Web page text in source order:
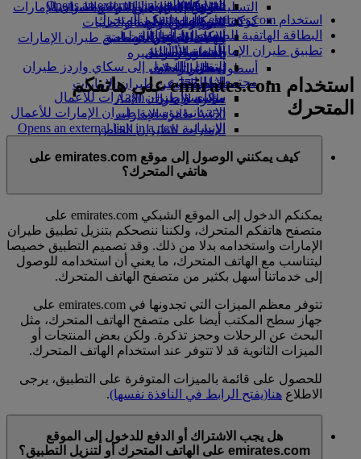
الشركاء الجويون
تناول الطعام في الدرجة السياحية
الممتازة
وجبات الدرجة السياحية
المشروبات
أسطول طائراتنا
بوينج 777
طائرة الإمارات A380
A350 طائرة الإمارات
الإمارات للطيران الخاص
السوق الحرة
متجرنا الرسمي
التسلية للأطفال
الترفيه عن الأطفال
ألعاب الأطفال
أنشطة للأطفال
in a new tab
كوكبنا
الاستدامة في العمليات
السياسة البيئية
التقارير البيئية
مجتمعاتنا المحلية
مؤسسة طيران الإمارات للأعمال
الإنسانيةمؤسسة طيران الإمارات للأعمال
الإنسانية Opens an external link in a new
الرعاية
Opens an external link in a new tab
شركاؤنا
سكاي واردز رايل
حاسبة الأميال
تسجيل الدخول إلى سكاي واردز طيران
الإمارات
سكاي واردز+
السفر لأصحاب الهمم مع طيران الإمارات
المساعدة الخاصة والطلبات
تجربتكم على متن الطائرة
الأدوات والموارد
الهاتف المتحرك وتطبيق طيران الإمارات
إلغاء حجز أو تغييره
تعطل الرحلات
معلومات عن طيران الإمارات
استخدام emirates.com على هاتفكم المتحرك
البطاقة الهاتفية للصعود إلى الطائرة
تطبيق طيران الإمارات
استخدام emirates.com على هاتفكم
المتحرك
كيف يمكنني الوصول إلى موقع emirates.com على
هاتفي المتحرك؟
يمكنكم الدخول إلى الموقع الشبكي emirates.com على
متصفح هاتفكم المتحرك، ولكننا ننصحكم بتنزيل تطبيق طيران
الإمارات واستخدامه بدلا من ذلك. وقد تصميم التطبيق خصيصا
ليتناسب مع الهاتف المتحرك، ما يعني أن استخدامه للوصول
إلى خدماتنا أسهل بكثير من متصفح الهاتف المتحرك.
تتوفر معظم الميزات التي تجدونها في emirates.com على
جهاز سطح المكتب أيضا على متصفح الهاتف المتحرك، مثل
البحث عن الرحلات وحجز تذكرة. ولكن بعض المنتجات أو
الميزات الثانوية قد لا تتوفر عند استخدام الهاتف المتحرك.
للحصول على قائمة بالميزات المتوفرة على التطبيق، يرجى
الاطلاع هنا(يفتح الرابط في النافذة نفسها).
هل يجب الاشتراك أو الدفع للدخول إلى الموقع
emirates.com على الهاتف المتحرك أو لتنزيل التطبيق؟